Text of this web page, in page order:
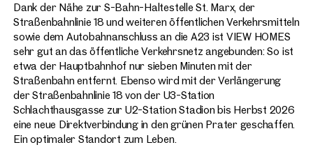
Dank der Nähe zur S-Bahn-Haltestelle St. Marx, der
Straßenbahnlinie 18 und weiteren öffentlichen Verkehrsmitteln
sowie dem Autobahnanschluss an die A23 ist VIEW HOMES
sehr gut an das öffentliche Verkehrsnetz angebunden: So ist
etwa der Hauptbahnhof nur sieben Minuten mit der
Straßenbahn entfernt. Ebenso wird mit der Verlängerung
der Straßenbahnlinie 18 von der U3-Station
Schlachthausgasse zur U2-Station Stadion bis Herbst 2026
eine neue Direktverbindung in den grünen Prater geschaffen.
Ein optimaler Standort zum Leben.